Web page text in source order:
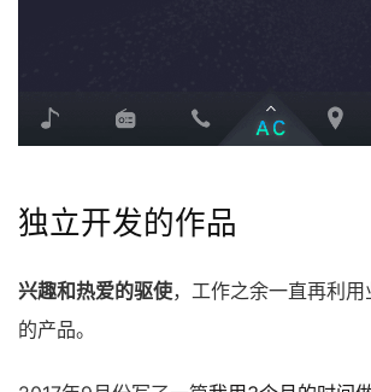
独立开发的作品
兴趣和热爱的驱使，工作之余一直再利
的产品。